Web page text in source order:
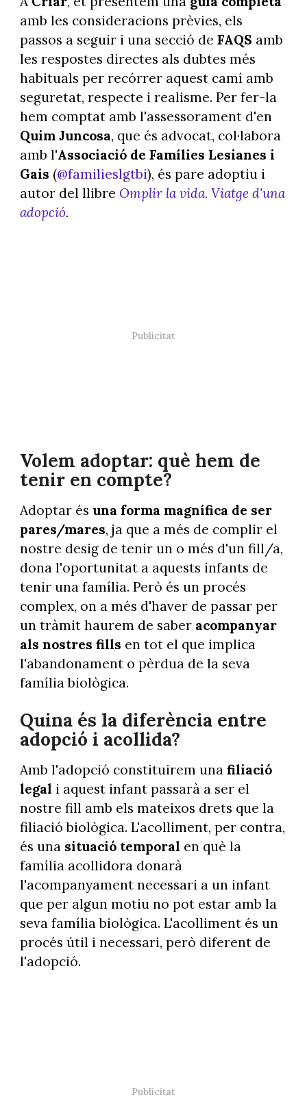
amb les consideracions prèvies, els
passos a seguir i una secció de FAQS amb
les respostes directes als dubtes més
habituals per recórrer aquest camí amb
seguretat, respecte i realisme. Per fer-la
hem comptat amb l'assessorament d'en
Quim Juncosa, que és advocat, col·labora
amb l'Associació de Famílies Lesianes i
Gais (@familieslgtbi), és pare adoptiu i
autor del llibre Omplir la vida. Viatge d'una
adopció.
Volem adoptar: què hem de
tenir en compte?
Adoptar és una forma magnífica de ser
pares/mares, ja que a més de complir el
nostre desig de tenir un o més d'un fill/a,
dona l'oportunitat a aquests infants de
tenir una família. Però és un procés
complex, on a més d'haver de passar per
un tràmit haurem de saber acompanyar
als nostres fills en tot el que implica
l'abandonament o pèrdua de la seva
família biològica.
Quina és la diferència entre
adopció i acollida?
Amb l'adopció constituirem una filiació
legal i aquest infant passarà a ser el
nostre fill amb els mateixos drets que la
filiació biològica. L'acolliment, per contra,
és una situació temporal en què la
família acollidora donarà
l'acompanyament necessari a un infant
que per algun motiu no pot estar amb la
seva família biològica. L'acolliment és un
procés útil i necessari, però diferent de
l'adopció.